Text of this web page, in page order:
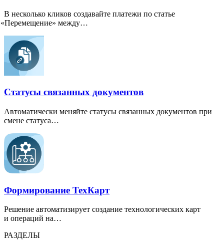
В несколько кликов создавайте платежи по статье
«Перемещение» между…
Статусы связанных документов
Автоматически меняйте статусы связанных документов при
смене статуса…
Формирование ТехКарт
Решение автоматизирует создание технологических карт
и операций на…
РАЗДЕЛЫ